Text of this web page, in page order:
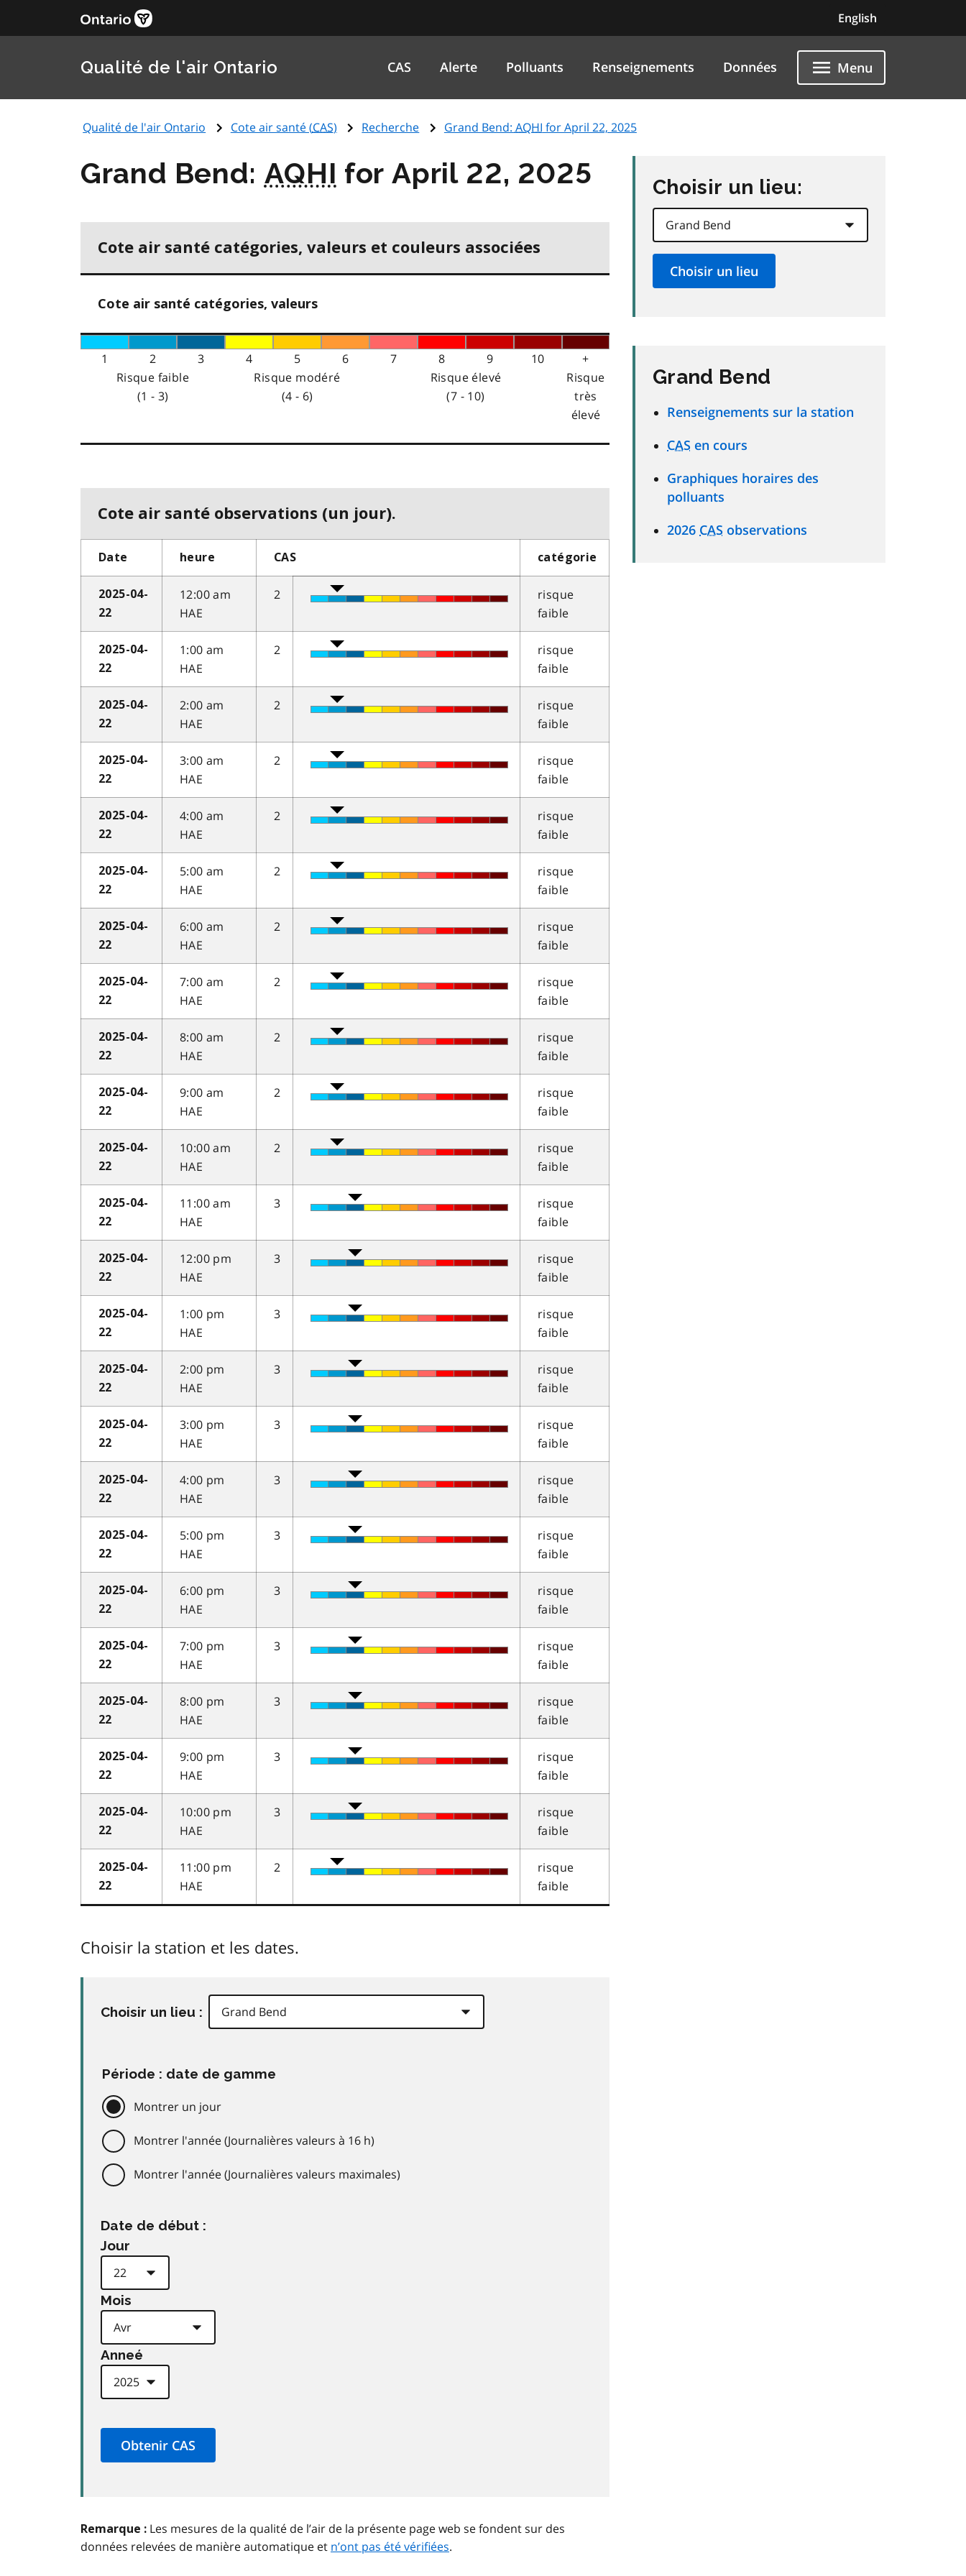
English
Qualité de l'air Ontario CAS Alerte Polluants Renseignements Données Menu
Qualité de l'air Ontario Cote air santé (CAS) Recherche Grand Bend: AQHI for April 22, 2025
Grand Bend: AQHI for April 22, 2025
Cote air santé catégories, valeurs et couleurs associées
Cote air santé catégories, valeurs
1 2 3 4 5 6 7 8 9 10
+
Risque faible
(1 - 3)
Risque modéré
(4 - 6)
Risque élevé
(7 - 10)
Risque
très
élevé
Cote air santé observations (un jour).
Date heure CAS catégorie
2025-04-
22
12:00 am
HAE
2
risque
faible
2025-04-
22
1:00 am
HAE
2
risque
faible
2025-04-
22
2:00 am
HAE
2
risque
faible
2025-04-
22
3:00 am
HAE
2
risque
faible
2025-04-
22
4:00 am
HAE
2
risque
faible
2025-04-
22
5:00 am
HAE
2
risque
faible
2025-04-
22
6:00 am
HAE
2
risque
faible
2025-04-
22
7:00 am
HAE
2
risque
faible
2025-04-
22
8:00 am
HAE
2
risque
faible
2025-04-
22
9:00 am
HAE
2
risque
faible
2025-04-
22
10:00 am
HAE
2
risque
faible
2025-04-
22
11:00 am
HAE
3
risque
faible
2025-04-
22
12:00 pm
HAE
3
risque
faible
2025-04-
22
1:00 pm
HAE
3
risque
faible
2025-04-
22
2:00 pm
HAE
3
risque
faible
2025-04-
22
3:00 pm
HAE
3
risque
faible
2025-04-
22
4:00 pm
HAE
3
risque
faible
2025-04-
22
5:00 pm
HAE
3
risque
faible
2025-04-
22
6:00 pm
HAE
3
risque
faible
2025-04-
22
7:00 pm
HAE
3
risque
faible
2025-04-
22
8:00 pm
HAE
3
risque
faible
2025-04-
22
9:00 pm
HAE
3
risque
faible
2025-04-
22
10:00 pm
HAE
3
risque
faible
2025-04-
22
11:00 pm
HAE
2
risque
faible
Choisir la station et les dates.
Choisir un lieu :
Période : date de gamme
Montrer un jour
Montrer l'année (Journalières valeurs à 16 h)
Montrer l'année (Journalières valeurs maximales)
Date de début :
Jour
Mois
Anneé
Remarque : Les mesures de la qualité de l’air de la présente page web se fondent sur des
données relevées de manière automatique et n’ont pas été vérifiées.
Choisir un lieu:
Grand Bend
Renseignements sur la station
CAS en cours
Graphiques horaires des
polluants
2026 CAS observations